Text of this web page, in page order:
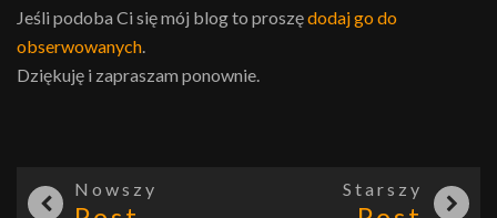
Jeśli podoba Ci się mój blog to proszędodaj go do
obserwowanych
Dziękuję i zapraszam ponownie.
Nowszy Starszy